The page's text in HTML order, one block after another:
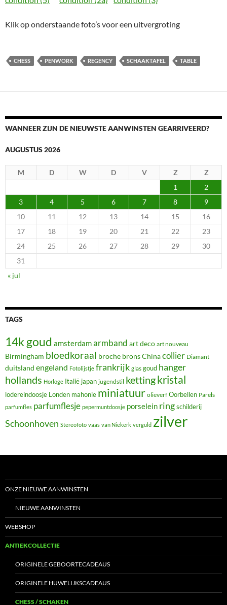
Klik op onderstaande foto’s voor een uitvergroting
CHESS PENWORK REGENCY SCHAAKTAFEL TABLE
WANNEER ZIJN DE NIEUWSTE AANWINSTEN GEARRIVEERD?
AUGUSTUS 2026
M D W D V Z
Z
1
2
3
4 5 6 7 8
9
10
11 12 13 14 15
16
17
18 19 20 21 22
23
24
25 26 27 28 29
30
31
« jul
TAGS
14k goud amsterdamarmband art deco art nouveau
Birmingham bloedkoraal broche bronsChinacollier Diamant
duitsland engeland Fotolijstje frankrijk glas goud hanger
hollands Horloge Italië japan jugendstil kettingkristal
lodereindoosje Londen mahonie miniatuur olieverf Oorbellen Parels
parfumfles parfumflesje pepermuntdoosje porselein ringschilderij
Schoonhoven Stereofoto vaas van Niekerk verguld zilver
ONZE NIEUWE AANWINSTEN
NIEUWE AANWINSTEN
WEBSHOP
ANTIEKCOLLECTIE
ORIGINELE GEBOORTECADEAUS
ORIGINELE HUWELIJKSCADEAUS
CHESS / SCHAKEN